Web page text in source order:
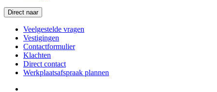
Direct naar
Veelgestelde vragen
Vestigingen
Contactformulier
Klachten
Direct contact
Werkplaatsafspraak plannen